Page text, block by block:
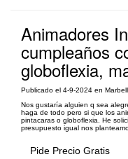
Animadores
cumpleaños
globoflexia,
Publicado el 4-9-2024 en
Nos gustaría alguien q sea
haga de todo pero si que los
pintacaras o globoflexia. He
presupuesto igual nos
Pide Precio Gratis